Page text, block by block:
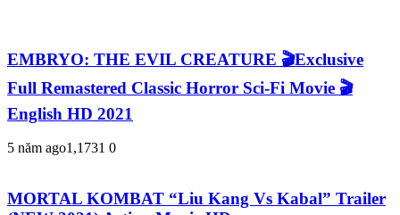
EMBRYO: THE EVIL CREATURE 🎬Exclusive
Full Remastered Classic Horror Sci-Fi Movie 🎬
English HD 2021
5 năm ago1,1731 0
MORTAL KOMBAT “Liu Kang Vs Kabal” Trailer